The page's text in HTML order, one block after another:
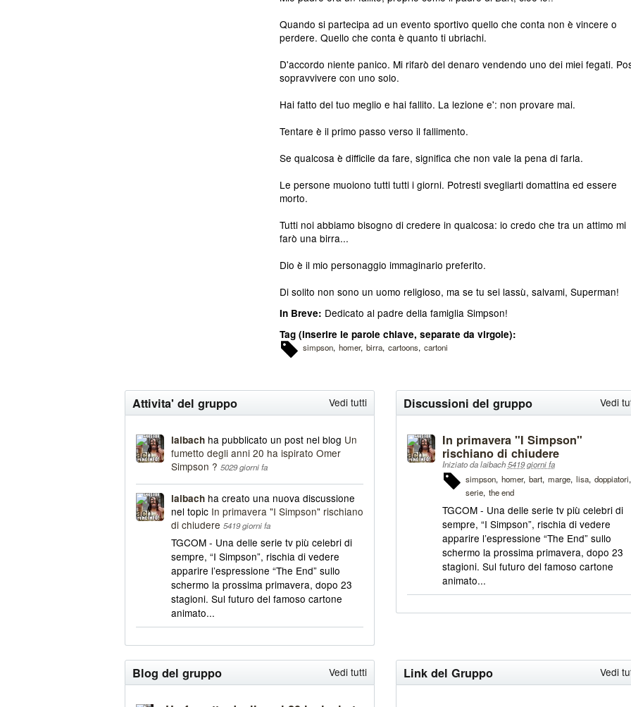
Quando si partecipa ad un evento sportivo quello che conta non è vincere o
perdere. Quello che conta è quanto ti ubriachi.
D'accordo niente panico. Mi rifarò del denaro vendendo uno dei miei fegati.
sopravvivere con uno solo.
Hai fatto del tuo meglio e hai fallito. La lezione e': non provare mai.
Tentare è il primo passo verso il fallimento.
Se qualcosa è difficile da fare, significa che non vale la pena di farla.
Le persone muoiono tutti tutti i giorni. Potresti svegliarti domattina ed essere
morto.
Tutti noi abbiamo bisogno di credere in qualcosa: io credo che tra un attimo mi
farò una birra...
Dio è il mio personaggio immaginario preferito.
Di solito non sono un uomo religioso, ma se tu sei lassù, salvami, Superman!
In Breve: Dedicato al padre della famiglia Simpson!
Tag (inserire le parole chiave, separate da virgole):
simpson homer birra cartoons cartoni
Vedi tutti
Attivita' del gruppo
laibach ha pubblicato un post nel blog Un
fumetto degli anni 20 ha ispirato Omer
Simpson ? 5029 giorni fa
laibach ha creato una nuova discussione
nel topic In primavera "I Simpson" rischiano
di chiudere 5419 giorni fa
TGCOM - Una delle serie tv più celebri di
sempre, “I Simpson”, rischia di vedere
apparire l’espressione “The End” sullo
schermo la prossima primavera, dopo 23
stagioni. Sul futuro del famoso cartone
animato...
Vedi
Discussioni del gruppo
In primavera "I Simpson"
rischiano di chiudere
Iniziato da laibach5419 giorni fa
simpson homer bart marge lisa doppiatori
serie the end
TGCOM - Una delle serie tv più celebri di
sempre, “I Simpson”, rischia di vedere
apparire l’espressione “The End” sullo
schermo la prossima primavera, dopo 23
stagioni. Sul futuro del famoso cartone
animato...
Vedi tutti
Blog del gruppo Vedi
Link del Gruppo